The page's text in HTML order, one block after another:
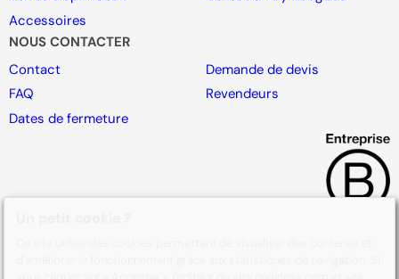
Accessoires
NOUS CONTACTER
Contact
Demande de devis
FAQ
Revendeurs
Dates de fermeture